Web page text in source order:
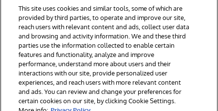
© 1996-2026 InterSystems Corporation, Cambridge, MA. Tous droits
réservés.
Mentions légales
Déclaration de confidentialité d'InterSystems Corporation
Accessibilité
This site uses cookies and similar tools, some of which are
provided by third parties, to operate and improve our site,
reach users with relevant content and ads, collect user data
and browsing and activity information. We and these third
parties use the information collected to enable certain
features and functionality, analyze and improve
performance, understand more about users and their
interactions with our site, provide personalized user
experiences, and reach users with more relevant content
and ads. You can review and change your preferences for
certain cookies on our site, by clicking Cookie Settings.